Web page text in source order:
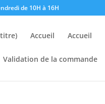
de 10H à 16H
Accueil Accueil
Validation de la commande